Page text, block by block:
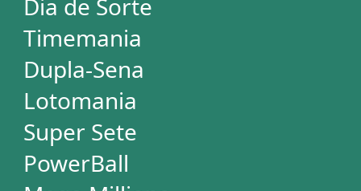
SUPORTE
Idioma
Dúvidas
Termos de Uso
Privacidade
Fale conosco